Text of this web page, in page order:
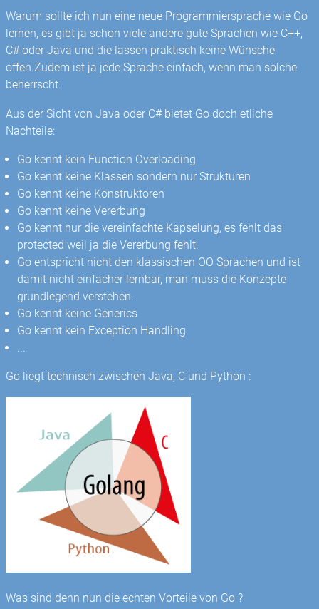
Warum sollte ich nun eine neue Programmiersprache wie Go
lernen, es gibt ja schon viele andere gute Sprachen wie C++,
C# oder Java und die lassen praktisch keine Wünsche
offen.Zudem ist ja jede Sprache einfach, wenn man solche
beherrscht.
Aus der Sicht von Java oder C# bietet Go doch etliche
Nachteile:
Go kennt kein Function Overloading
Go kennt keine Klassen sondern nur Strukturen
Go kennt keine Konstruktoren
Go kennt keine Vererbung
Go kennt nur die vereinfachte Kapselung, es fehlt das
protected weil ja die Vererbung fehlt.
Go entspricht nicht den klassischen OO Sprachen und ist
damit nicht einfacher lernbar, man muss die Konzepte
grundlegend verstehen.
Go kennt keine Generics
Go kennt kein Exception Handling
...
Go liegt technisch zwischen Java, C und Python :
Was sind denn nun die echten Vorteile von Go ?